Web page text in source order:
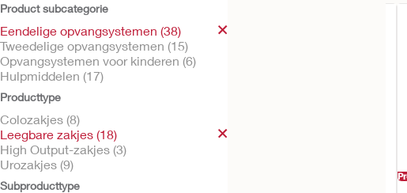
Product subcategorie
Eendelige opvangsystemen (38)
Tweedelige opvangsystemen (15)
Opvangsystemen voor kinderen (6)
Hulpmiddelen (17)
Producttype
Colozakjes (8)
Leegbare zakjes (18)
High Output-zakjes (3)
Urozakjes (9)
Subproducttype